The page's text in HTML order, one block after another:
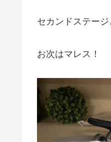
セカンドステー
お次はマレス！